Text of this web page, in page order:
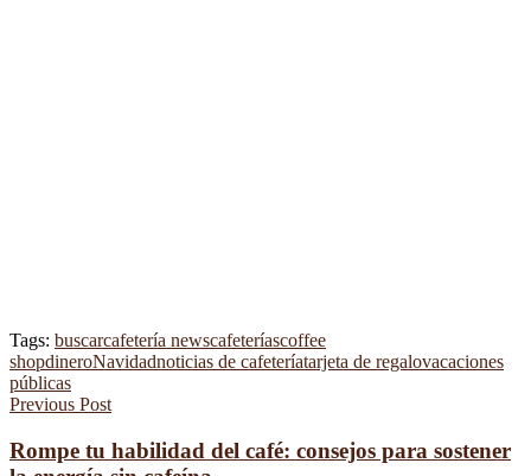
Tags: buscarcafetería newscafeteríascoffee
shopdineroNavidadnoticias de cafeteríatarjeta de regalovacaciones
públicas
Previous Post
Rompe tu habilidad del café: consejos para sostener